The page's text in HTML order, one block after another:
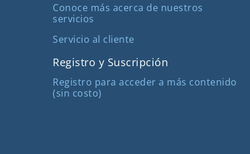
Conoce más acerca de nuestros
servicios
Servicio al cliente
Registro y Suscripción
Registro para acceder a más contenido
(sin costo)